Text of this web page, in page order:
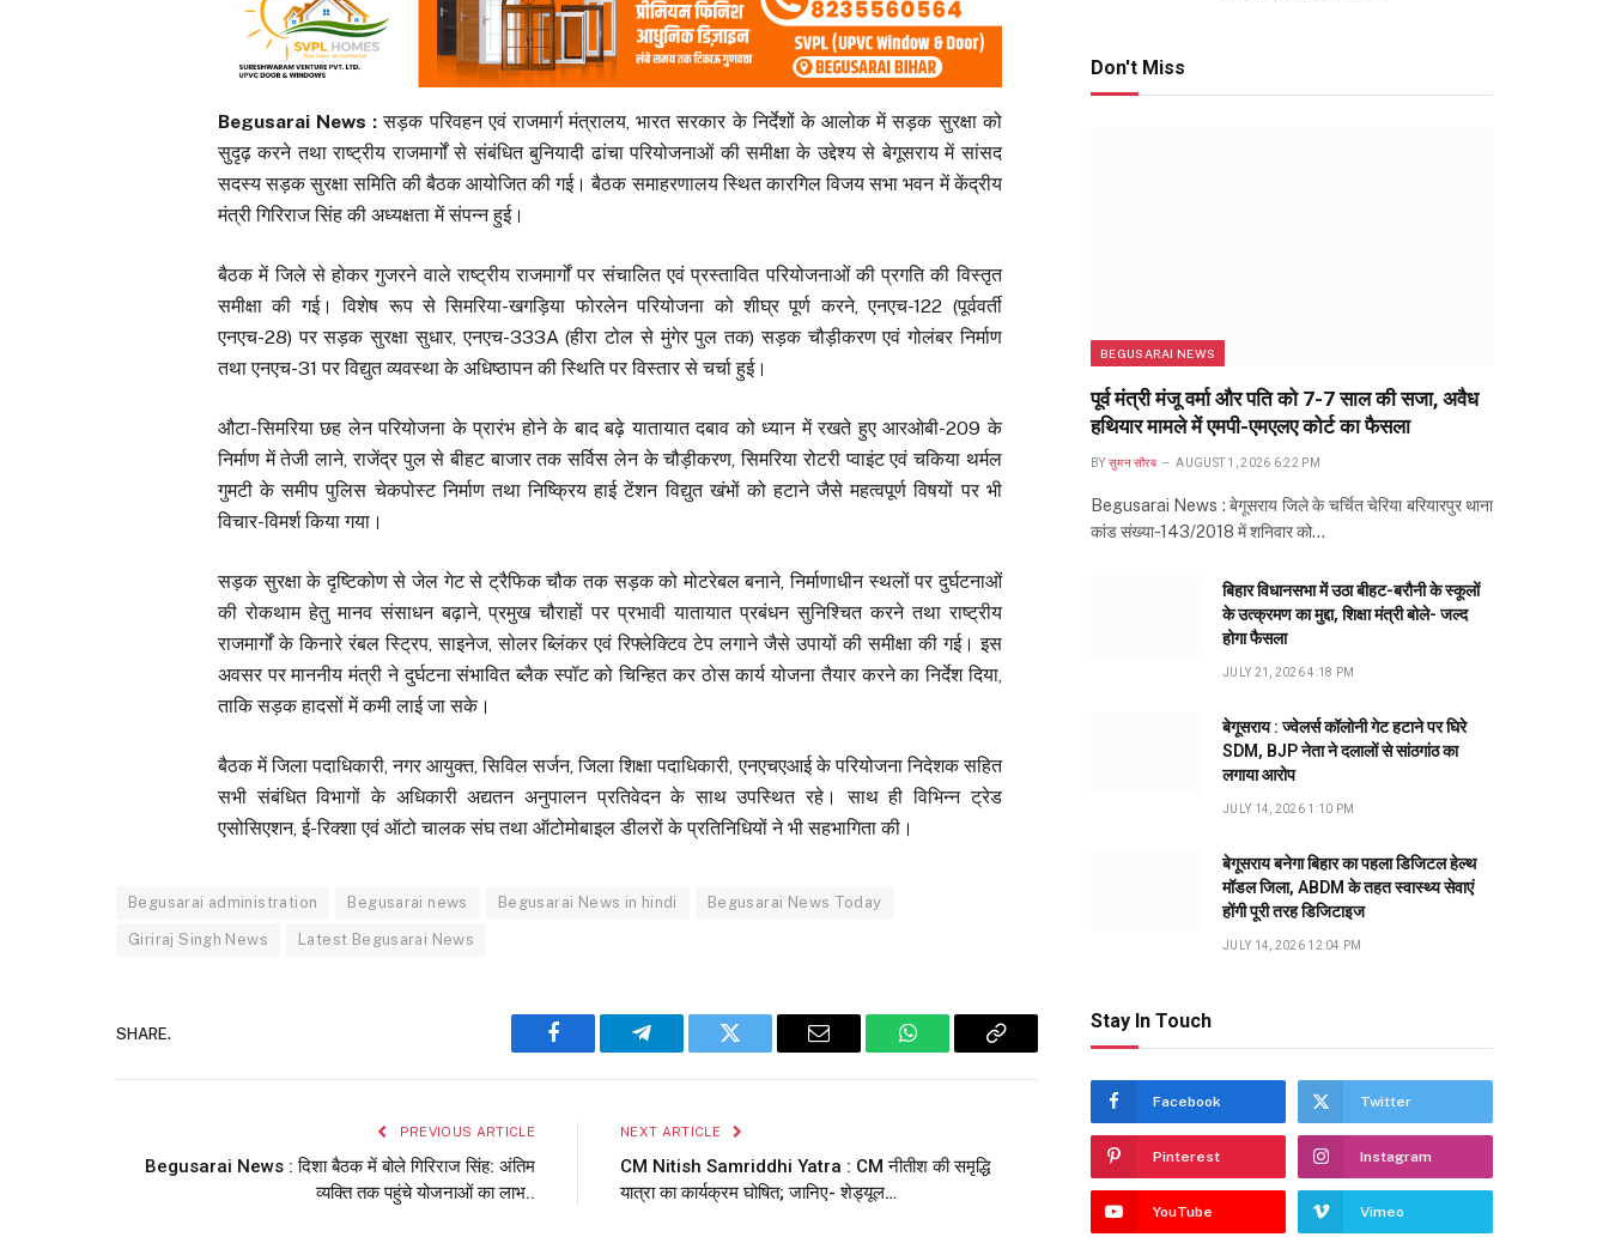
Begusarai News :सड़क परिवहन एवं राजमार्ग मंत्रालय, भारत सरकार के निर्देशों के आलोक में सड़क सुरक्षा को
सुदृढ़ करने तथा राष्ट्रीय राजमार्गों से संबंधित बुनियादी ढांचा परियोजनाओं की समीक्षा के उद्देश्य से बेगूसराय में सांसद
सदस्य सड़क सुरक्षा समिति की बैठक आयोजित की गई। बैठक समाहरणालय स्थित कारगिल विजय सभा भवन में केंद्रीय
मंत्री गिरिराज सिंह की अध्यक्षता में संपन्न हुई।
बैठक में जिले से होकर गुजरने वाले राष्ट्रीय राजमार्गों पर संचालित एवं प्रस्तावित परियोजनाओं की प्रगति की विस्तृत
समीक्षा की गई। विशेष रूप से सिमरिया-खगड़िया फोरलेन परियोजना को शीघ्र पूर्ण करने, एनएच-122 (पूर्ववर्ती
एनएच-28) पर सड़क सुरक्षा सुधार, एनएच-333A (हीरा टोल से मुंगेर पुल तक) सड़क चौड़ीकरण एवं गोलंबर निर्माण
तथा एनएच-31 पर विद्युत व्यवस्था के अधिष्ठापन की स्थिति पर विस्तार से चर्चा हुई।
औटा-सिमरिया छह लेन परियोजना के प्रारंभ होने के बाद बढ़े यातायात दबाव को ध्यान में रखते हुए आरओबी-209 के
निर्माण में तेजी लाने, राजेंद्र पुल से बीहट बाजार तक सर्विस लेन के चौड़ीकरण, सिमरिया रोटरी प्वाइंट एवं चकिया थर्मल
गुमटी के समीप पुलिस चेकपोस्ट निर्माण तथा निष्क्रिय हाई टेंशन विद्युत खंभों को हटाने जैसे महत्वपूर्ण विषयों पर भी
विचार-विमर्श किया गया।
सड़क सुरक्षा के दृष्टिकोण से जेल गेट से ट्रैफिक चौक तक सड़क को मोटरेबल बनाने, निर्माणाधीन स्थलों पर दुर्घटनाओं
की रोकथाम हेतु मानव संसाधन बढ़ाने, प्रमुख चौराहों पर प्रभावी यातायात प्रबंधन सुनिश्चित करने तथा राष्ट्रीय
राजमार्गों के किनारे रंबल स्ट्रिप, साइनेज, सोलर ब्लिंकर एवं रिफ्लेक्टिव टेप लगाने जैसे उपायों की समीक्षा की गई। इस
अवसर पर माननीय मंत्री ने दुर्घटना संभावित ब्लैक स्पॉट को चिन्हित कर ठोस कार्य योजना तैयार करने का निर्देश दिया,
ताकि सड़क हादसों में कमी लाई जा सके।
बैठक में जिला पदाधिकारी, नगर आयुक्त, सिविल सर्जन, जिला शिक्षा पदाधिकारी, एनएचएआई के परियोजना निदेशक सहित
सभी संबंधित विभागों के अधिकारी अद्यतन अनुपालन प्रतिवेदन के साथ उपस्थित रहे। साथ ही विभिन्न ट्रेड
एसोसिएशन, ई-रिक्शा एवं ऑटो चालक संघ तथा ऑटोमोबाइल डीलरों के प्रतिनिधियों ने भी सहभागिता की।
Begusarai administration Begusarai news Begusarai News in hindi Begusarai News Today
Giriraj Singh News Latest Begusarai News
SHARE.
Facebook Telegram Twitter Email WhatsAppCopy
PREVIOUS ARTICLE
Begusarai News : दिशा बैठक में बोले गिरिराज सिंह: अंतिम
व्यक्ति तक पहुंचे योजनाओं का लाभ..
NEXT ARTICLE
CM Nitish Samriddhi Yatra : CM नीतीश की समृद्धि
यात्रा का कार्यक्रम घोषित; जानिए- शेड्यूल…
Don't Miss
BEGUSARAI NEWS
पूर्व मंत्री मंजू वर्मा और पति को 7-7 साल की सजा, अवैध
हथियार मामले में एमपी-एमएलए कोर्ट का फैसला
BY सुमन सौरब AUGUST 1, 2026 6:22 PM
Begusarai News : बेगूसराय जिले के चर्चित चेरिया बरियारपुर थाना
कांड संख्या-143/2018 में शनिवार को…
बिहार विधानसभा में उठा बीहट-बरौनी के स्कूलों
के उत्क्रमण का मुद्दा, शिक्षा मंत्री बोले- जल्द
होगा फैसला
JULY 21, 2026 4:18 PM
बेगूसराय : ज्वेलर्स कॉलोनी गेट हटाने पर घिरे
SDM, BJP नेता ने दलालों से सांठगांठ का
लगाया आरोप
JULY 14, 2026 1:10 PM
बेगूसराय बनेगा बिहार का पहला डिजिटल हेल्थ
मॉडल जिला, ABDM के तहत स्वास्थ्य सेवाएं
होंगी पूरी तरह डिजिटाइज
JULY 14, 2026 12:04 PM
Stay In Touch
Facebook Twitter
Pinterest Instagram
YouTube Vimeo